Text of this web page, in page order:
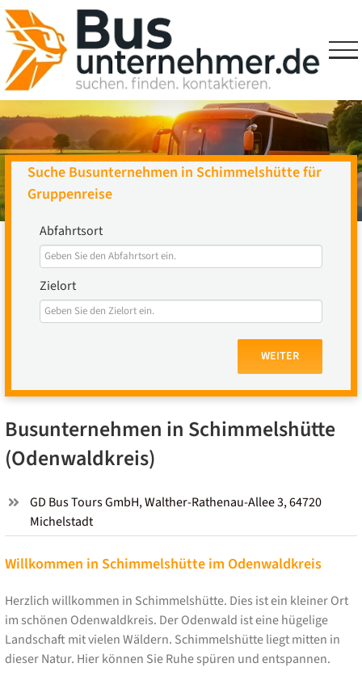
Skip
to
content
Suche Busunternehmen in Schimmelshütte für
Gruppenreise
Abfahrtsort
Zielort
WEITER
Busunternehmen in Schimmelshütte
(Odenwaldkreis)
GD Bus Tours GmbH, Walther-Rathenau-Allee 3, 64720
Michelstadt
Willkommen in Schimmelshütte im Odenwaldkreis
Herzlich willkommen in Schimmelshütte. Dies ist ein kleiner Ort
im schönen Odenwaldkreis. Der Odenwald ist eine hügelige
Landschaft mit vielen Wäldern. Schimmelshütte liegt mitten in
dieser Natur. Hier können Sie Ruhe spüren und entspannen.